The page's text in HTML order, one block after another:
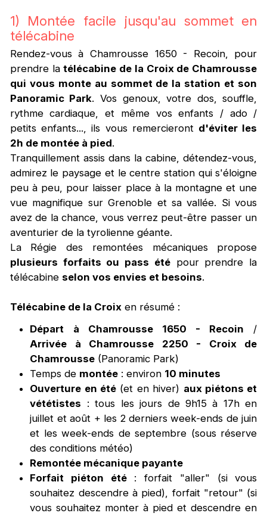
1) Montée facile jusqu'au sommet en
télécabine
Rendez-vous à Chamrousse 1650 - Recoin, pour
prendre latélécabine de la Croix de Chamrousse
qui vous monte au sommet de la station et son
Panoramic Park. Vos genoux, votre dos, souffle,
rythme cardiaque, et même vos enfants / ado /
petits enfants..., ils vous remercieront d'éviter les
2h de montée à pied.
Tranquillement assis dans la cabine, détendez-vous,
admirez le paysage et le centre station qui s'éloigne
peu à peu, pour laisser place à la montagne et une
vue magnifique sur Grenoble et sa vallée. Si vous
avez de la chance, vous verrez peut-être passer un
aventurier de la tyrolienne géante.
La Régie des remontées mécaniques propose
plusieurs forfaits ou pass étépour prendre la
télécabine selon vos envies et besoins.
Télécabine de la Croixen résumé :
Départ à Chamrousse 1650 - Recoin /
Arrivée à Chamrousse 2250 - Croix de
Chamrousse (Panoramic Park)
Temps de montée : environ 10 minutes
Ouverture en été (et en hiver) aux piétons et
vététistes : tous les jours de 9h15 à 17h en
juillet et août + les 2 derniers week-ends de juin
et les week-ends de septembre (sous réserve
des conditions météo)
Remontée mécanique payante
Forfait piéton été: forfait "aller" (si vous
souhaitez descendre à pied), forfait "retour" (si
vous souhaitez monter à pied et descendre en